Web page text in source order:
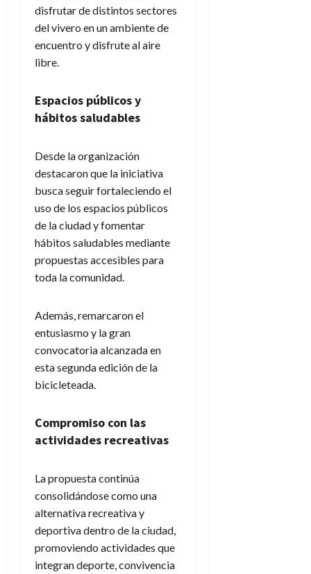
disfrutar de distintos sectores
del vivero en un ambiente de
encuentro y disfrute al aire
libre.
Espacios públicos y
hábitos saludables
Desde la organización
destacaron que la iniciativa
busca seguir fortaleciendo el
uso de los espacios públicos
de la ciudad y fomentar
hábitos saludables mediante
propuestas accesibles para
toda la comunidad.
Además, remarcaron el
entusiasmo y la gran
convocatoria alcanzada en
esta segunda edición de la
bicicleteada.
Compromiso con las
actividades recreativas
La propuesta continúa
consolidándose como una
alternativa recreativa y
deportiva dentro de la ciudad,
promoviendo actividades que
integran deporte, convivencia